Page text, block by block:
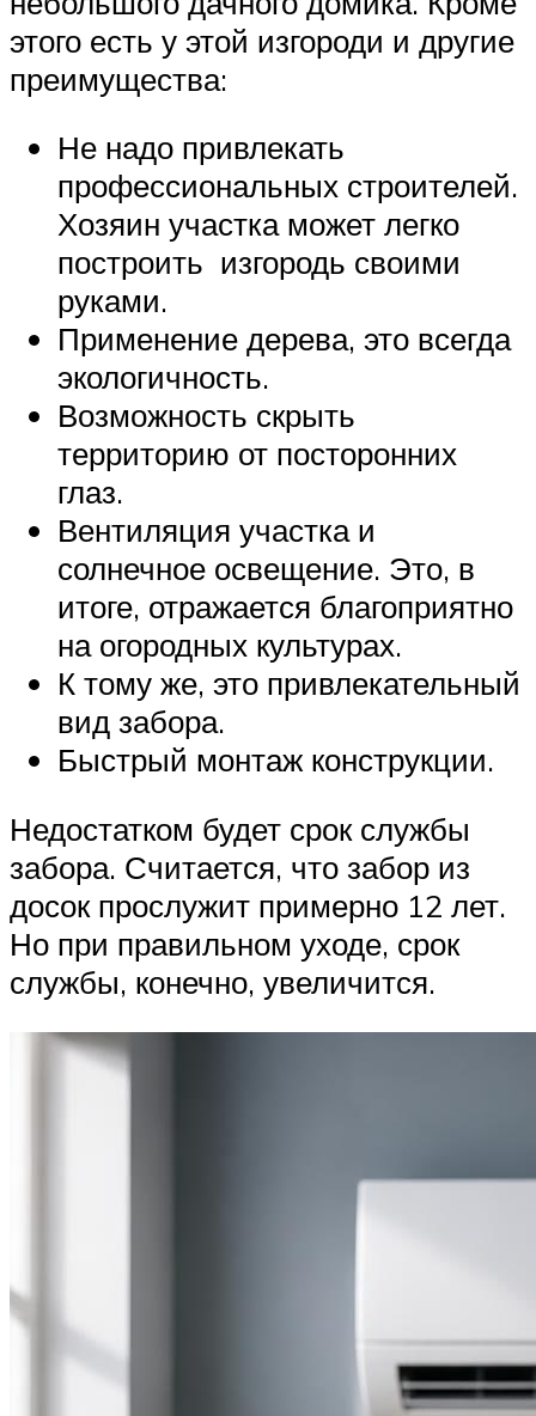
этого есть у этой изгороди и другие
преимущества:
Не надо привлекать
профессиональных строителей.
Хозяин участка может легко
построить изгородь своими
руками.
Применение дерева, это всегда
экологичность.
Возможность скрыть
территорию от посторонних
глаз.
Вентиляция участка и
солнечное освещение. Это, в
итоге, отражается благоприятно
на огородных культурах.
К тому же, это привлекательный
вид забора.
Быстрый монтаж конструкции.
Недостатком будет срок службы
забора. Считается, что забор из
досок прослужит примерно 12 лет.
Но при правильном уходе, срок
службы, конечно, увеличится.